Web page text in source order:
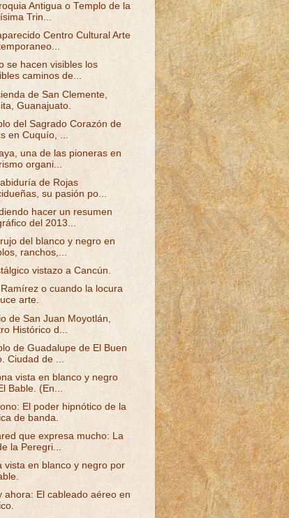
Antigua o Templo de la
Trin...
Centro Cultural Arte
se hacen visibles los
caminos de...
de San Clemente,
Guanajuato.
del Sagrado Corazón de
en Cuquío, ...
una de las pioneras en
organi...
de Rojas
su pasión po...
hacer un resumen
del 2013...
del blanco y negro en
ranchos,...
vistazo a Cancún.
o cuando la locura
arte.
de San Juan Moyotlán,
Histórico d...
de Guadalupe de El Buen
Ciudad de ...
vista en blanco y negro
Bable. (En...
El poder hipnótico de la
de banda.
que expresa mucho: La
la Peregri...
vista en blanco y negro por
ahora: El cableado aéreo en